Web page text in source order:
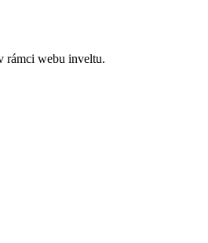
rámci webu inveltu.